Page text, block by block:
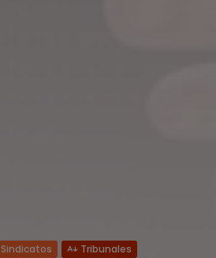
Sindicatos Tribunales